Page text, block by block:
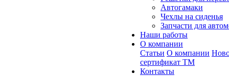
Автогамаки
Чехлы на сиденья
Запчасти для
Наши работы
О компании
Статьи О компании
сертификат ТМ
Контакты